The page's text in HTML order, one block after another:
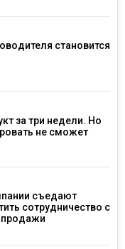
становится
за три недели. Но
не сможет
съедают
сотрудничество с
продажи